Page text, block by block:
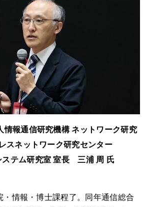
情報通信研究機構 ネットワーク研究
スネットワーク研究センター
ステム研究室 室長 三浦 周 氏
・情報・博士課程了。同年通信総合